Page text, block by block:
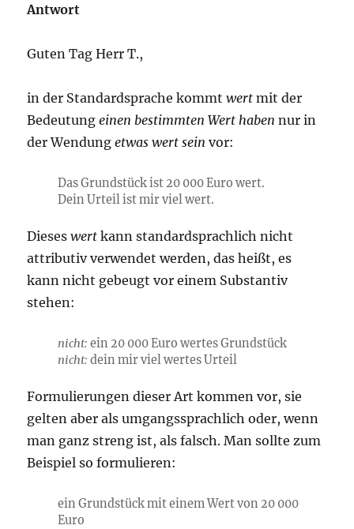
Antwort
Guten Tag Herr T.,
in der Standardsprache kommtwert mit der
Bedeutungeinen bestimmten Wert haben nur in
der Wendungetwas wert sein vor:
Das Grundstück ist 20 000 Euro wert.
Dein Urteil ist mir viel wert.
Dieseswert kann standardsprachlich nicht
attributiv verwendet werden, das heißt, es
kann nicht gebeugt vor einem Substantiv
stehen:
nicht: ein 20 000 Euro wertes Grundstück
nicht: dein mir viel wertes Urteil
Formulierungen dieser Art kommen vor, sie
gelten aber als umgangssprachlich oder, wenn
man ganz streng ist, als falsch. Man sollte zum
Beispiel so formulieren:
ein Grundstück mit einem Wert von 20 000
Euro